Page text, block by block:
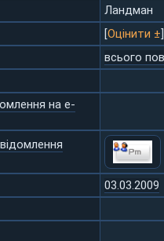
Ландман
[Оцінити ±]
всього
на e-
03.03.2009